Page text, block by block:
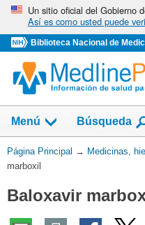
Omita
vaya
al
Contenido
Un sitio oficial del Gobierno
Así es como usted puede
Biblioteca Nacional de
Menú
Mostrar
campo
de
Búsqueda
Usted
está
Página Principal → Medicinas,
marboxil
Baloxavir